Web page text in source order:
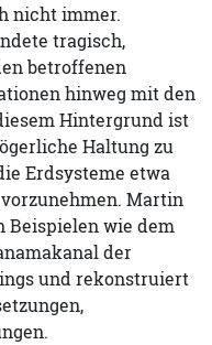
nicht immer.
tragisch,
betroffenen
hinweg mit den
Hintergrund ist
Haltung zu
Erdsysteme etwa
Martin
Beispielen wie dem
der
und rekonstruiert